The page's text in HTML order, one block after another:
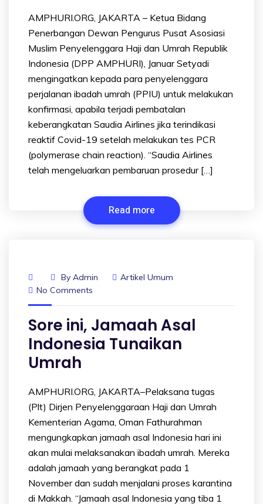
AMPHURI.ORG, JAKARTA – Ketua Bidang
Penerbangan Dewan Pengurus Pusat Asosiasi
Muslim Penyelenggara Haji dan Umrah Republik
Indonesia (DPP AMPHURI), Januar Setyadi
mengingatkan kepada para penyelenggara
perjalanan ibadah umrah (PPIU) untuk melakukan
konfirmasi, apabila terjadi pembatalan
keberangkatan Saudia Airlines jika terindikasi
reaktif Covid-19 setelah melakukan tes PCR
(polymerase chain reaction). “Saudia Airlines
telah mengeluarkan pembaruan prosedur […]
Read more
By Admin
Artikel Umum
No Comments
Sore ini, Jamaah Asal
Indonesia Tunaikan
Umrah
AMPHURI.ORG, JAKARTA–Pelaksana tugas
(Plt) Dirjen Penyelenggaraan Haji dan Umrah
Kementerian Agama, Oman Fathurahman
mengungkapkan jamaah asal Indonesia hari ini
akan mulai melaksanakan ibadah umrah. Mereka
adalah jamaah yang berangkat pada 1
November dan sudah menjalani proses karantina
di Makkah. “Jamaah asal Indonesia yang tiba 1